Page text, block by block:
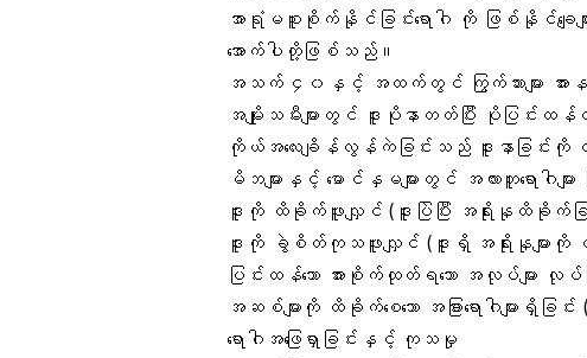
အာရုံမစူးစိုက်နိုင်ခြင်းရောဂါ ကို ဖြစ်နိုင်ချေများစေ
အောက်ပါတို့ဖြစ်သည်။
အသက် ၄၀နှင့် အထက်တွင် ကြွက်သားများ အားနည်း
အမျိုးသမီးများတွင် ဒူးပိုနာတတ်ပြီး ပိုပြင်း
ကိုယ်အလေးချိန်လွန်ကဲခြင်းသည် ဒူးနာခြင်းကို တဖြ
မိဘများနှင့် မောင်နှမများတွင် အလားတူရောဂါမျာ
ဒူးကို ထိခိုက်ဖူးလျှင် (ဒူးပြဲပြီး အရိုးနုထိခိုက်ခြ
ဒူးကို ခွဲစိတ်ကုသဖူးလျှင် (ဒူးရှိ အရိုးနုများကို
ပြင်းထန်သော အားစိုက်ထုတ်ရသော အလုပ်များ
အဆစ်များကို ထိခိုက်စေသော အခြားရောဂါများရှိ
ရောဂါအဖြေရှာခြင်းနှင့် ကုသမှု